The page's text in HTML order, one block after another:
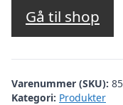
Gå til shop
Varenummer (SKU):
Kategori: Produkter